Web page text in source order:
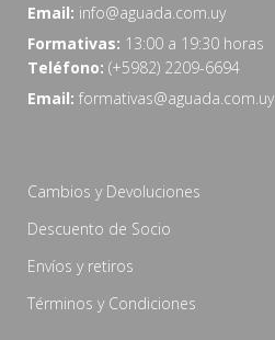
Email: info@aguada.com.uy
Formativas: 13:00 a 19:30 horas
Teléfono: (+5982) 2209-6694
Email: formativas@aguada.com.uy
Cambios y Devoluciones
Descuento de Socio
Envíos y retiros
Términos y Condiciones